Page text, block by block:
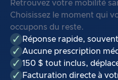
Retrouvez votre mobilité
Choisissez le moment qui
occupons du reste.
Réponse rapide,
Aucune prescription
150 $ tout inclus,
Facturation directe à